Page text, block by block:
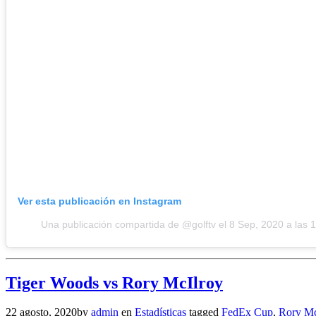
Ver esta publicación en Instagram
Una publicación compartida de @golftv el 8 Sep, 2020 a las
Tiger Woods vs Rory McIlroy
22 agosto, 2020by admin en Estadísticas tagged FedEx Cup, Rory